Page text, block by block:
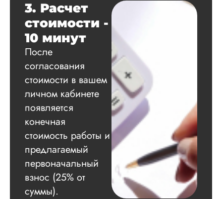
Вид работы:
Диссертация
сдачи,
оформили в
соответствии с
Взаимодействие с
клиентами
подробно
по всем вопросам.
Благодарен.
3. Расчет
стоимости -
10 минут
После
согласования
стоимости в вашем
личном кабинете
появляется
конечная
стоимость работы и
предлагаемый
первоначальный
взнос (25% от
суммы).